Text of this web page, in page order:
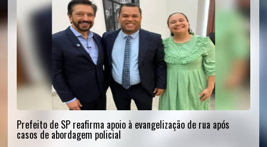
Prefeito de SP reafirma apoio à evangelização de rua após
casos de abordagem policial